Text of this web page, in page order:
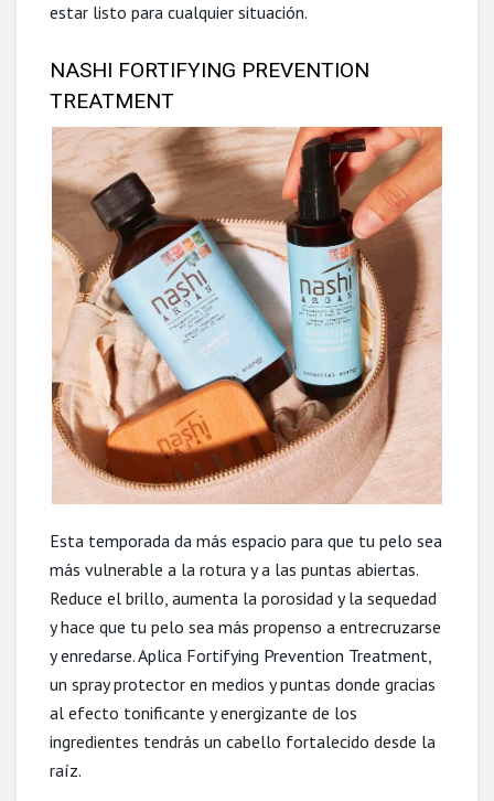
estar listo para cualquier situación.
NASHI FORTIFYING PREVENTION
TREATMENT
Esta temporada da más espacio para que tu pelo sea
más vulnerable a la rotura y a las puntas abiertas.
Reduce el brillo, aumenta la porosidad y la sequedad
y hace que tu pelo sea más propenso a entrecruzarse
y enredarse. Aplica Fortifying Prevention Treatment,
un spray protector en medios y puntas donde gracias
al efecto tonificante y energizante de los
ingredientes tendrás un cabello fortalecido desde la
raíz.